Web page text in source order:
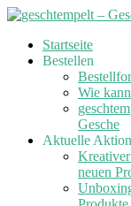
Skip
Startseite
Bestellen
Wie
Gesche
Aktuelle
neuen